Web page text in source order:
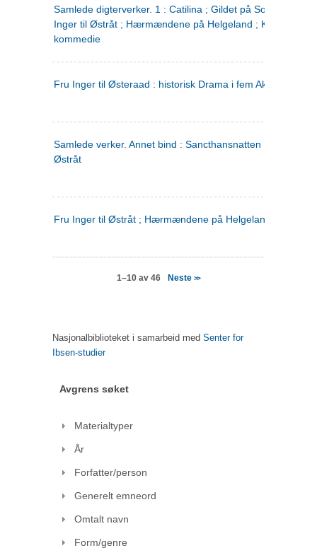
Samlede digterverker. 1 : Catilina ; Gildet på Solhaug ; Fru
Inger til Østråt ; Hærmændene på Helgeland ;
kommedie
Fru Inger til Østeraad : historisk Drama i fem Akter
Samlede verker. Annet bind : Sancthansnatten ; Fru Inger
Østråt
Fru Inger til Østråt ; Hærmændene på Helgeland
1–10 av 46 Neste>>
Nasjonalbiblioteket i samarbeid med Senter for
Ibsen-studier
Avgrens søket
Materialtyper
År
Forfatter/person
Generelt emneord
Omtalt navn
Form/genre